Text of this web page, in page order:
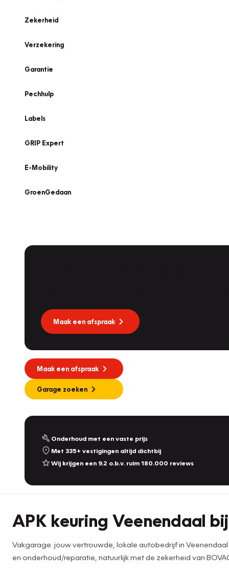
Zekerheid
Verzekering
Garantie
Pechhulp
Labels
GRIP Expert
E-Mobility
GroenGedaan
Maak een afspraak
Maak een afspraak
Garage zoeken
Onderhoud met een vaste prijs
Met 335+ vestigingen altijd dichtbij
Wij krijgen een 9.2 o.b.v. ruim 180.000 reviews
APK keuring Veenendaal
Vakgarage: jouw vertrouwde, lokale autobedrijf in
en onderhoud/reparatie, natuurlijk met de zekerheid van